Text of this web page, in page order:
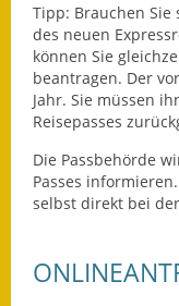
Tipp: Brauchen
des neuen
können Sie
beantragen. Der
Jahr. Sie müssen
Reisepasses
Die Passbehörde
Passes
selbst direkt bei